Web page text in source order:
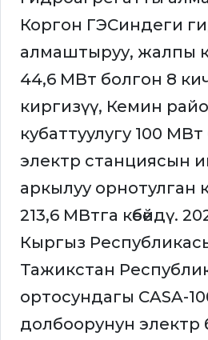
Коргон ГЭСиндеги
алмаштыруу, жалпы
44,6 МВт болгон 8
киргизүү, Кемин
кубаттуулугу 100
электр станциясын
аркылуу орнотулган
213,6 МВтга көбөйдү.
Кыргыз
Тажикстан
ортосундагы CASA-
долбоорунун электр